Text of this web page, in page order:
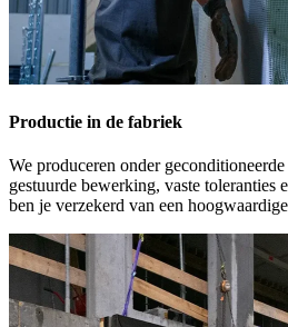
Productie in de fabriek
We produceren onder
gestuurde bewerking, vaste toleranties
ben je verzekerd van een